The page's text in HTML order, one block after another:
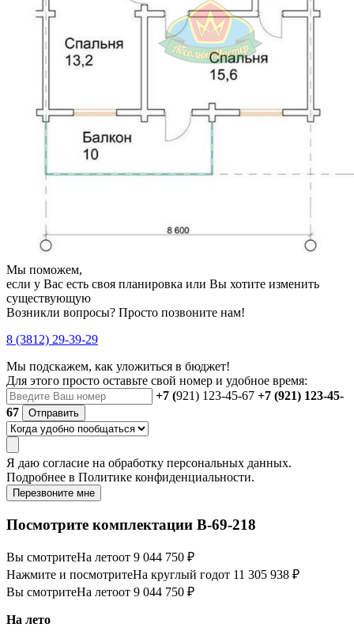
Мы поможем,
если у Вас есть своя планировка или Вы хотите изменить
существующую
Возникли вопросы? Просто позвоните нам!
8 (3812) 29-39-29
Мы подскажем, как уложиться в бюджет!
Для этого просто оставьте свой номер и удобное время:
+7 (921) 123-45-67 +7 (921) 123-45-
67
Отправить
Я даю согласие на обработку персональных данных.
Подробнее в Политике конфиденциальности.
Перезвоните мне
Посмотрите комплектации В-69-218
Вы смотритеНа летоот 9 044 750 ₽
Нажмите и посмотритеНа круглый годот 11 305 938 ₽
Вы смотритеНа летоот 9 044 750 ₽
На лето